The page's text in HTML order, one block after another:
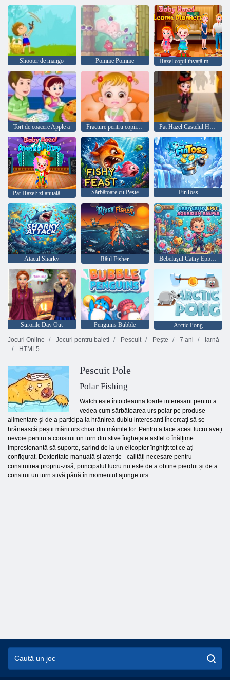
Shooter de mango Pomme Pomme Hazel copil învață maniere
Tort de coacere Apple a Fracture pentru copii Hazel Hand Pat Hazel Castelul Halloween
Sărbătoare cu Pește FinToss
Atacul Sharky Râul Fisher Bebeluşul Cathy Ep51: Păzitorul acvariului
Surorile Day Out Penguins Bubble
Arctic Pong
Jocuri Online
Jocuri pentru baieti Pescuit Pește 7 ani
Iarnă
HTML5
Pescuit Pole
Polar Fishing
Watch este întotdeauna foarte interesant pentru a
vedea cum sărbătoarea urs polar pe produse
alimentare și de a participa la hrănirea dublu interesant! Încercați să se
hrănească peștii mării urs chiar din mâinile lor. Pentru a face acest lucru aveți
nevoie pentru a construi un turn din stive înghețate astfel o înălțime
impresionantă să suporte, sarind de la un elicopter înghițit tot ce ați
configurat. Dexteritate manuală și atenție - calități necesare pentru
construirea propriu-zisă, principalul lucru nu este de a obtine pierdut și de a
construi un turn stivă până în momentul ajunge urs.